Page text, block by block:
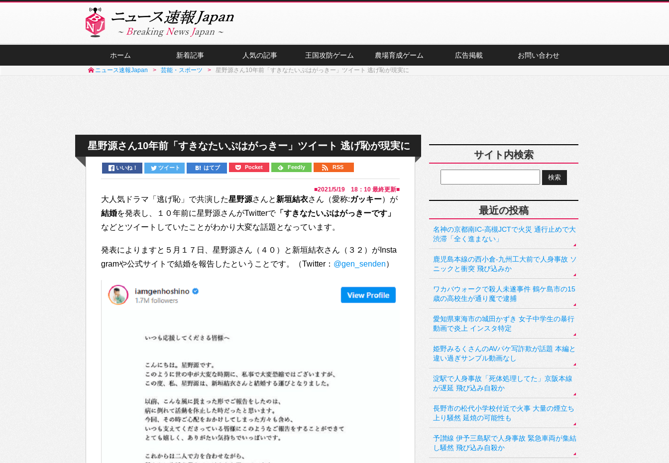
ホーム 新着記事 人気の記事 王国攻防ゲーム 農場育成ゲーム 広告掲載 お問い合わせ
ニュース速報Japan 芸能・スポーツ 星野源さん10年前「すきなたいぷはがっきー」ツイート 逃げ恥が現実に
星野源さん10年前「すきなたいぷはがっきー」ツイート 逃げ恥が現実に
いいね！ ツイート はてブ Pocket Feedly RSS
■2021/5/19 18：10 最終更新■
大人気ドラマ「逃げ恥」で共演した星野源さんと 新垣結衣さん（愛称:ガッキー）が
結婚を発表し、１０年前に星野源さんがTwitterで「すきなたいぷはがっきーです」
などとツイートしていたことがわかり大変な話題となっています。
発表によりますと５月１７日、星野源さん（４０）と新垣結衣さん（３２）がInsta
gramや公式サイトで結婚を報告したということです。（Twitter： @gen_senden）
サイト内検索
最近の投稿
名神の京都南IC-高槻JCTで火災 通行止めで大
渋滞「全く進まない」
鹿児島本線の西小倉-九州工大前で人身事故 ソ
ニックと衝突 飛び込みか
ワカバウォークで殺人未遂事件 鶴ケ島市の15
歳の高校生が通り魔で逮捕
愛知県東海市の城田かずき 女子中学生の暴行
動画で炎上 インスタ特定
姫野みるくさんのAVパケ写詐欺が話題 本編と
違い過ぎサンプル動画なし
淀駅で人身事故「死体処理してた」京阪本線
が遅延 飛び込み自殺か
長野市の松代小学校付近で火事 大量の煙立ち
上り騒然 延焼の可能性も
予讃線 伊予三島駅で人身事故 緊急車両が集結
し騒然 飛び込み自殺か